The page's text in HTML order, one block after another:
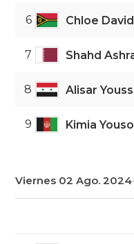
6 Chloe David
7 Shahd
8 Alisar
9 Kimia
Viernes 02 Ago. 2024